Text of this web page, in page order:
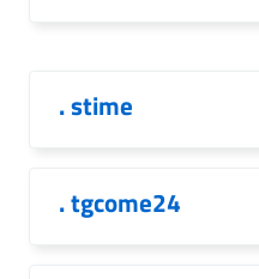
. stime
. tgcome24